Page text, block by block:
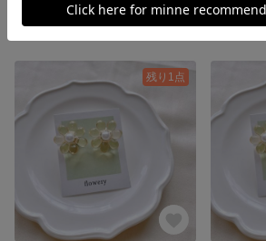
1,200円
残り1点